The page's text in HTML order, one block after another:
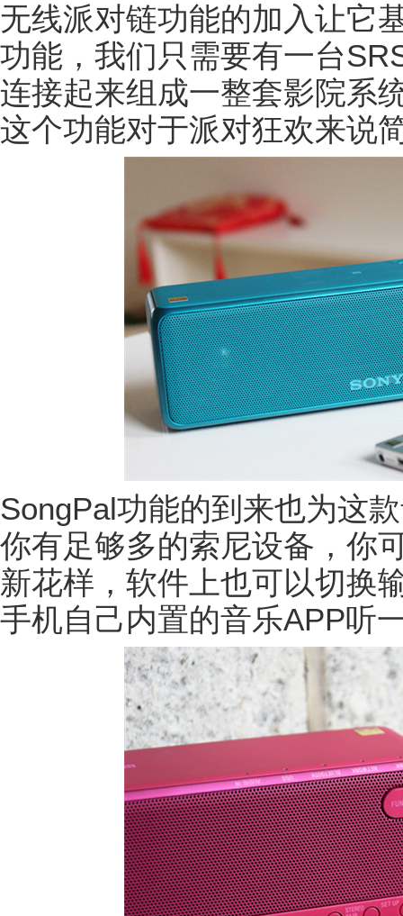
无线派对链功能的加入让它
功能，我们只需要有一台
连接起来组成一整套影院系
这个功能对于派对狂欢来说
SongPal功能的到来也为这
你有足够多的索尼设备，你
新花样，软件上也可以切换
手机自己内置的音乐APP听